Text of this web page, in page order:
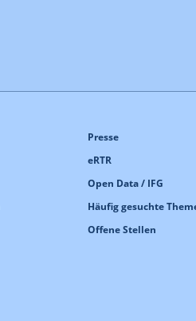
Presse
eRTR
Open Data / IFG
Häufig gesuchte
Offene Stellen